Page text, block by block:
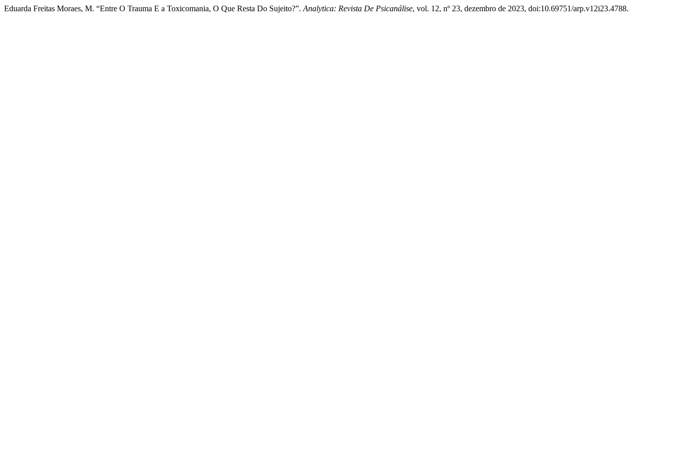
Eduarda Freitas Moraes, M. “Entre O Trauma E a Toxicomania, O Que Resta Do Sujeito?”. Analytica: Revista De Psicanálise, vol. 12, nº 23, dezembro de 2023, doi:10.69751/arp.v12i23.4788.